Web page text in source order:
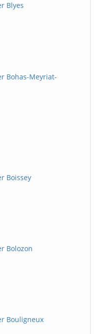
Blyes
Bohas-Meyriat-
Boissey
Bolozon
Bouligneux